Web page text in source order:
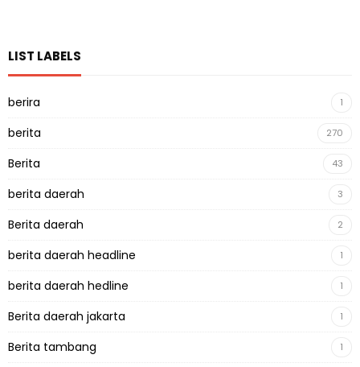
LIST LABELS
berira 1
berita 270
Berita 43
berita daerah 3
Berita daerah 2
berita daerah headline 1
berita daerah hedline 1
Berita daerah jakarta 1
Berita tambang 1